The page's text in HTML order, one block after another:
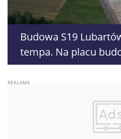
Budowa S19
tempa. Na placu
pierwsze efekty prac